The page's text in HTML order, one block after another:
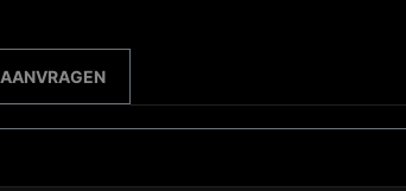
AANVRAGEN